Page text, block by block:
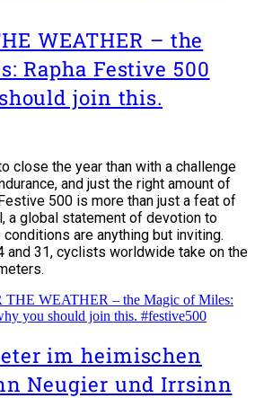
WEATHER – the
Rapha Festive 500
join this.
close the year than with a challenge
and just the right amount of
500 is more than just a feat of
a global statement of devotion to
are anything but inviting.
and 31, cyclists worldwide take on the
WEATHER – the Magic of Miles:
you should join this. #festive500
im heimischen
Neugier und Irrsinn